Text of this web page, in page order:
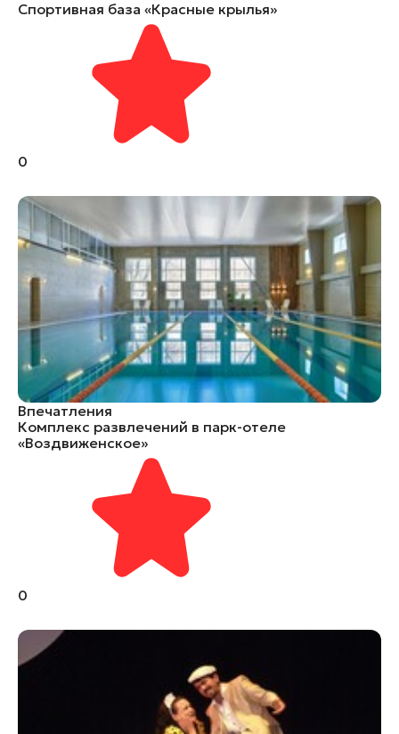
Спортивная база «Красные крылья»
0
Впечатления
Комплекс развлечений в парк-отеле
«Воздвиженское»
0